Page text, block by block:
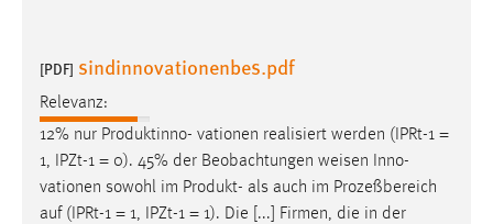
[PDF] sindinnovationenbes.pdf
Relevanz:
12% nur Produktinno- vationen realisiert werden (IPRt-1 =
1, IPZt-1 = 0). 45% der Beobachtungen weisen Inno-
vationen sowohl im Produkt- als auch im Prozeßbereich
auf (IPRt-1 = 1, IPZt-1 = 1). Die [...] Firmen, die in der
fe_user, be_user, be_lastLoginProvider
Zweck:
Dieser Cookie ist notwendig um sich an der Website
einloggen zu können.